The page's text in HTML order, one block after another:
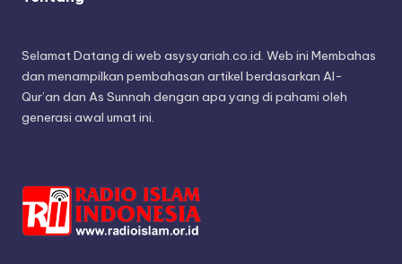
Selamat Datang di web asysyariah.co.id. Web ini Membahas
dan menampilkan pembahasan artikel berdasarkan Al-
Qur’an dan As Sunnah dengan apa yang di pahami oleh
generasi awal umat ini.